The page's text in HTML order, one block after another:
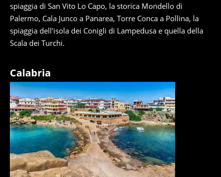
spiaggia di San Vito Lo Capo, la storica Mondello di
Palermo, Cala Junco a Panarea, Torre Conca a Pollina, la
spiaggia dell'isola dei Conigli di Lampedusa e quella della
Scala dei Turchi.
Calabria